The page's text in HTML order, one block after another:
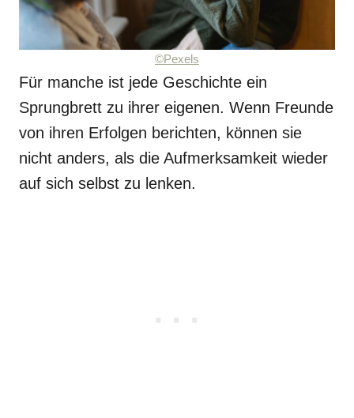
©Pexels
Für manche ist jede Geschichte ein
Sprungbrett zu ihrer eigenen. Wenn Freunde
von ihren Erfolgen berichten, können sie
nicht anders, als die Aufmerksamkeit wieder
auf sich selbst zu lenken.